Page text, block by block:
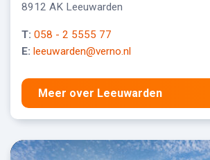
8912 AK Leeuwarden
T: 058 - 2 5555 77
E: leeuwarden@verno.nl
Meer over Leeuwarden